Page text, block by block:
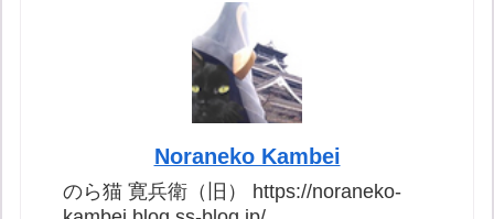
Noraneko Kambei
のら猫 寛兵衛（旧） https://noraneko-